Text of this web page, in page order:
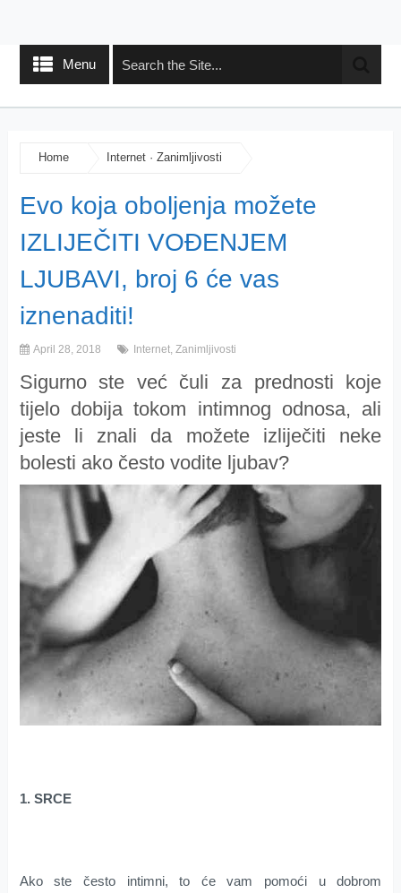
Menu
Home Internet· Zanimljivosti
Evo koja oboljenja možete
IZLIJEČITI VOĐENJEM
LJUBAVI, broj 6 će vas
iznenaditi!
April 28, 2018 Internet, Zanimljivosti
Sigurno ste već čuli za prednosti koje
tijelo dobija tokom intimnog odnosa, ali
jeste li znali da možete izliječiti neke
bolesti ako često vodite ljubav?
1. SRCE
Ako ste često intimni, to će vam pomoći u dobrom